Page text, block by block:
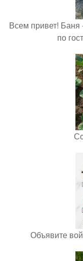
Всем привет! Баня
по
Объявите